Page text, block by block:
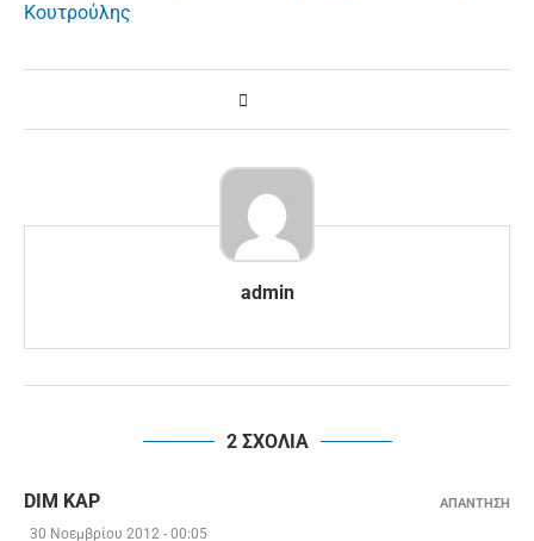
Κουτρούλης
admin
2 ΣΧΟΛΙΑ
DIM KAP
30 Νοεμβρίου 2012 - 00:05
ΑΠΑΝΤΗΣΗ